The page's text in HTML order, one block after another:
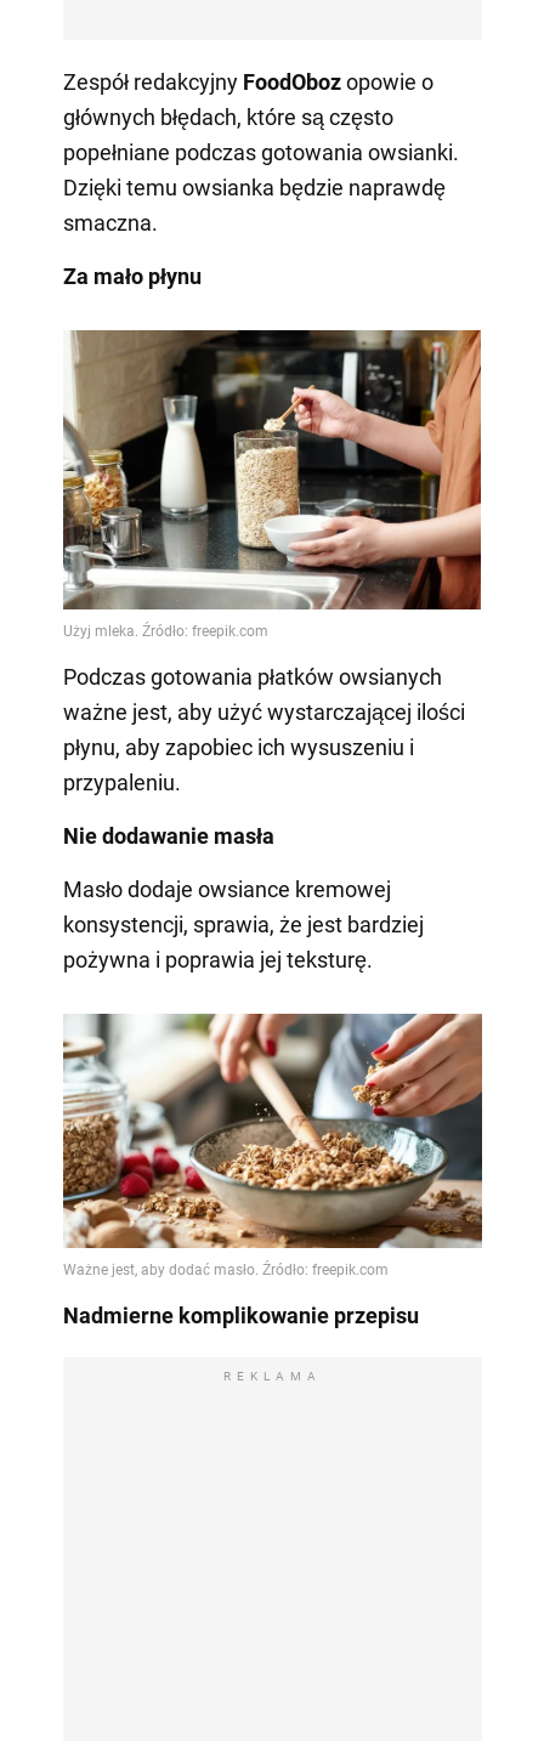
Zespół redakcyjny FoodObozopowie o
głównych błędach, które są często
popełniane podczas gotowania owsianki.
Dzięki temu owsianka będzie naprawdę
smaczna.
Za mało płynu
Podczas gotowania płatków owsianych
ważne jest, aby użyć wystarczającej ilości
płynu, aby zapobiec ich wysuszeniu i
przypaleniu.
Nie dodawanie masła
Masło dodaje owsiance kremowej
konsystencji, sprawia, że jest bardziej
pożywna i poprawia jej teksturę.
Nadmierne komplikowanie przepisu
REKLAMA